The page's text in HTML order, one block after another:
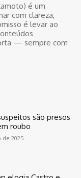
é um
com clareza,
é levar ao
— sempre com
são presos
roubo
2025